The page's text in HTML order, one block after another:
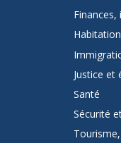
Justice et
Santé
Sécurité